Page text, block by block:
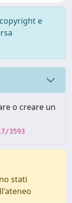
e
o creare un
3593
stati